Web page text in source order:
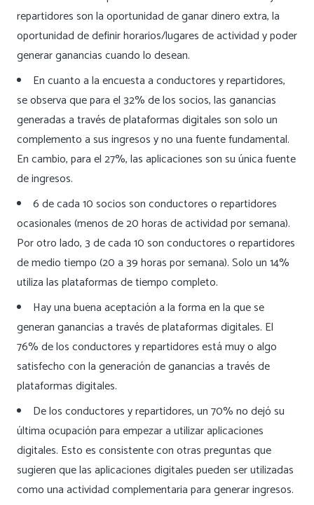
repartidores son la oportunidad de ganar dinero extra, la
oportunidad de definir horarios/lugares de actividad y poder
generar ganancias cuando lo desean.
En cuanto a la encuesta a conductores y repartidores,
se observa que para el 32% de los socios, las ganancias
generadas a través de plataformas digitales son solo un
complemento a sus ingresos y no una fuente fundamental.
En cambio, para el 27%, las aplicaciones son su única fuente
de ingresos.
6 de cada 10 socios son conductores o repartidores
ocasionales (menos de 20 horas de actividad por semana).
Por otro lado, 3 de cada 10 son conductores o repartidores
de medio tiempo (20 a 39 horas por semana). Solo un 14%
utiliza las plataformas de tiempo completo.
Hay una buena aceptación a la forma en la que se
generan ganancias a través de plataformas digitales. El
76% de los conductores y repartidores está muy o algo
satisfecho con la generación de ganancias a través de
plataformas digitales.
De los conductores y repartidores, un 70% no dejó su
última ocupación para empezar a utilizar aplicaciones
digitales. Esto es consistente con otras preguntas que
sugieren que las aplicaciones digitales pueden ser utilizadas
como una actividad complementaria para generar ingresos.